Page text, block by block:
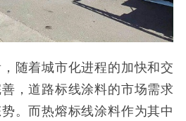
随着城市化进程的加快和交
，道路标线涂料的市场需求
。而热熔标线涂料作为其中